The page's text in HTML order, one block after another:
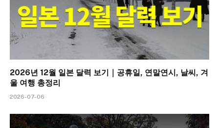
2026년 12월 일본 달력 보기｜공휴일, 연말연시, 날씨, 겨
울 여행 총정리
2026-07-06